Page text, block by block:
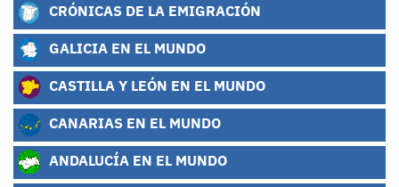
CRÓNICAS DE LA EMIGRACIÓN
GALICIA EN EL MUNDO
CASTILLA Y LEÓN EN EL MUNDO
CANARIAS EN EL MUNDO
ANDALUCÍA EN EL MUNDO